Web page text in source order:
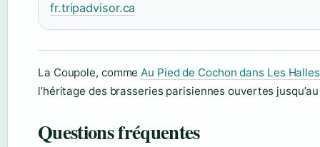
fr.tripadvisor.ca
La Coupole, commeAu Pied de Cochon dans Les Halles
l’héritage des brasseries parisiennes ouvertes
Questions fréquentes